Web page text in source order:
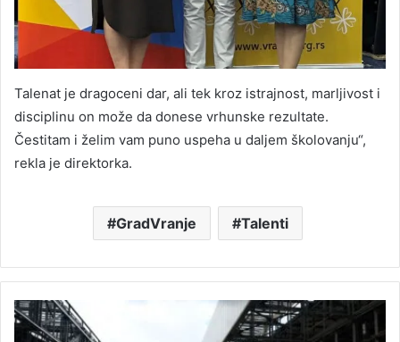
Talenat je dragoceni dar, ali tek kroz istrajnost, marljivost i
disciplinu on može da donese vrhunske rezultate.
Čestitam i želim vam puno uspeha u daljem školovanju“,
rekla je direktorka.
GradVranje Talenti